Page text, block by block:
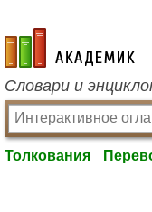
academic.ru
Словари и
Толкования